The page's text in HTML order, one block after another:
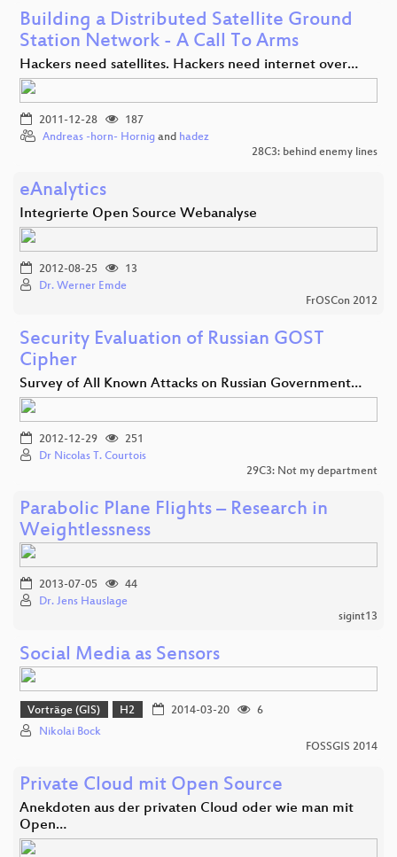
Building a Distributed Satellite Ground
Station Network - A Call To Arms
Hackers need satellites. Hackers need internet over…
2011-12-28
187
Andreas -horn- Hornig and hadez
28C3: behind enemy lines
eAnalytics
Integrierte Open Source Webanalyse
2012-08-25
13
Dr. Werner Emde
FrOSCon 2012
Security Evaluation of Russian GOST
Cipher
Survey of All Known Attacks on Russian Government…
2012-12-29
251
Dr Nicolas T. Courtois
29C3: Not my department
Parabolic Plane Flights – Research in
Weightlessness
2013-07-05
44
Dr. Jens Hauslage
sigint13
Social Media as Sensors
Vorträge (GIS) H2 2014-03-20
6
Nikolai Bock
FOSSGIS 2014
Private Cloud mit Open Source
Anekdoten aus der privaten Cloud oder wie man mit
Open…